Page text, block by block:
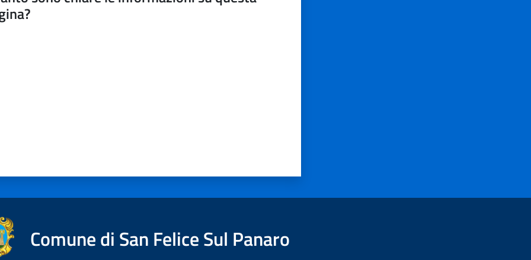
Comune di San Felice Sul Panaro